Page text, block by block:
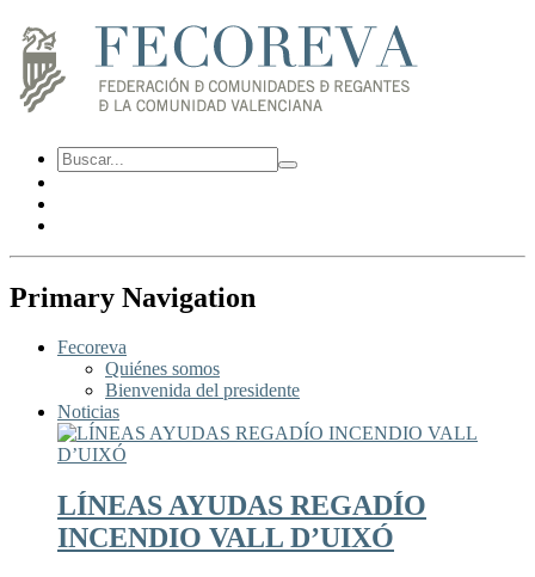
Primary Navigation
Fecoreva
Quiénes somos
Bienvenida del presidente
Noticias
LÍNEAS AYUDAS REGADÍO
INCENDIO VALL D’UIXÓ